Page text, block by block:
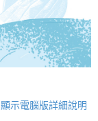
顯示電腦版詳細說明